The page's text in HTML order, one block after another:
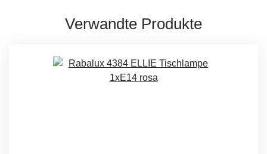
Verwandte Produkte